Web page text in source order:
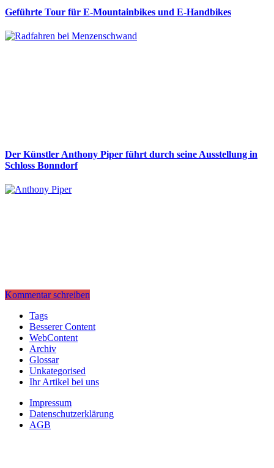
Geführte Tour für E-Mountainbikes und E-Handbikes
Der Künstler Anthony Piper führt durch seine Ausstellung in
Schloss Bonndorf
Kommentar schreiben
Tags
Besserer Content
WebContent
Archiv
Glossar
Unkategorised
Ihr Artikel bei uns
Impressum
Datenschutzerklärung
AGB